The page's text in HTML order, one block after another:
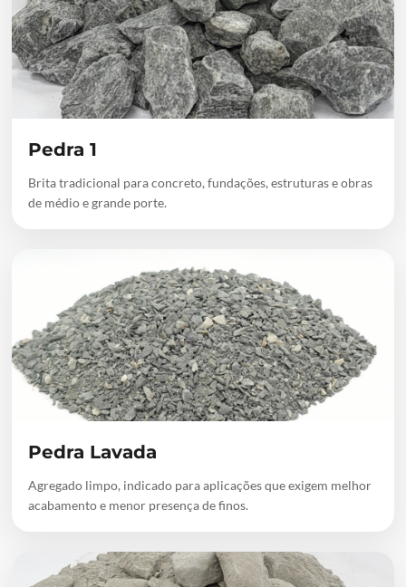
Pedra 1
Brita tradicional para concreto, fundações, estruturas e obras
de médio e grande porte.
Pedra Lavada
Agregado limpo, indicado para aplicações que exigem melhor
acabamento e menor presença de finos.